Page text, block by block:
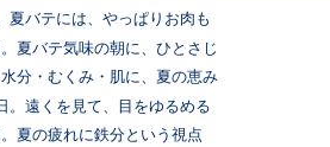
夏バテには、やっぱりお肉も
夏バテ気味の朝に、ひとさじ
分・むくみ・肌に、夏の恵み
。遠くを見て、目をゆるめる
夏の疲れに鉄分という視点